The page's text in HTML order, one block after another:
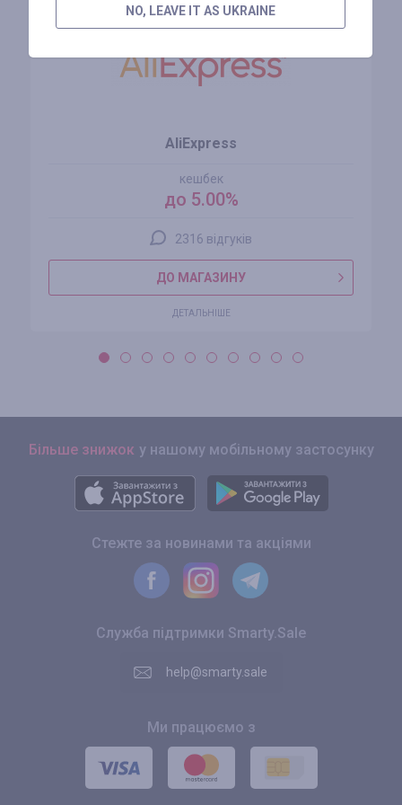
AliExpress
кешбек
до 5.00%
2316 відгуків
ДО МАГАЗИНУ
ДЕТАЛЬНІШЕ
Більше знижок у нашому мобільному застосунку
Стежте за новинами та акціями
Служба підтримки Smarty.Sale
help@smarty.sale
Ми працюємо з
NO, LEAVE IT AS UKRAINE